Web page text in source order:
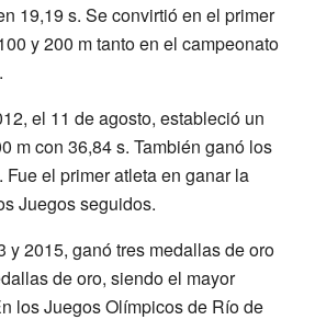
19,19 s. Se convirtió en el primer
y 200 m tanto en el campeonato
el 11 de agosto, estableció un
m con 36,84 s. También ganó los
el primer atleta en ganar la
Juegos seguidos.
2015, ganó tres medallas de oro
de oro, siendo el mayor
los Juegos Olímpicos de Río de